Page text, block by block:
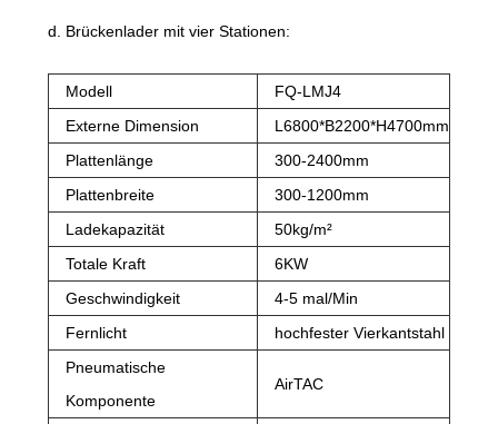
d. Brückenlader mit vier Stationen:
Modell
FQ-LMJ4
Externe Dimension
L6800*B2200*H4700mm
Plattenlänge
300-2400mm
Plattenbreite
300-1200mm
Ladekapazität
50kg/m²
Totale Kraft
6KW
Geschwindigkeit
4-5 mal/Min
Fernlicht
hochfester Vierkantstahl
Pneumatische
Komponente
AirTAC